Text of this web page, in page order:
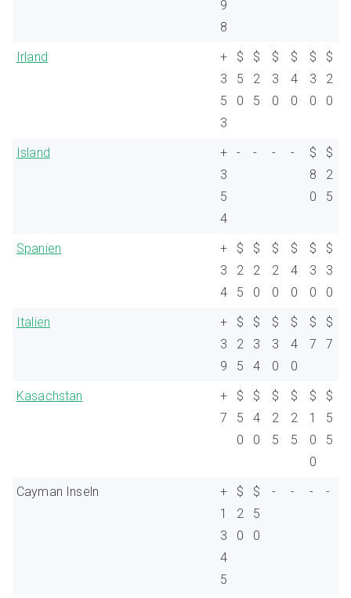
9
8
Irland
+
3
5
3
$
5
0
$
2
5
$
3
0
$
4
0
$
3
0
$
2
0
Island
+
3
5
4
- - - -
$
8
0
$
2
5
Spanien
+
3
4
$
2
5
$
2
0
$
2
0
$
4
0
$
3
0
$
3
0
Italien
+
3
9
$
2
5
$
3
4
$
3
0
$
4
0
$
7
$
7
Kasachstan
+
7
$
5
0
$
4
0
$
2
5
$
2
5
$
1
0
0
$
5
5
Cayman Inseln
+
1
3
4
5
$
2
0
$
5
0
- - - -